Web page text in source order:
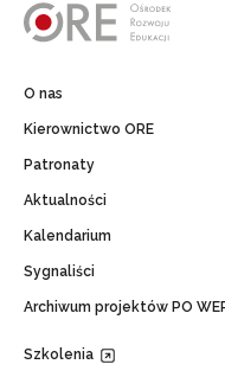
O nas
Kierownictwo ORE
Patronaty
Aktualności
Kalendarium
Sygnaliści
Archiwum projektów PO
Szkolenia